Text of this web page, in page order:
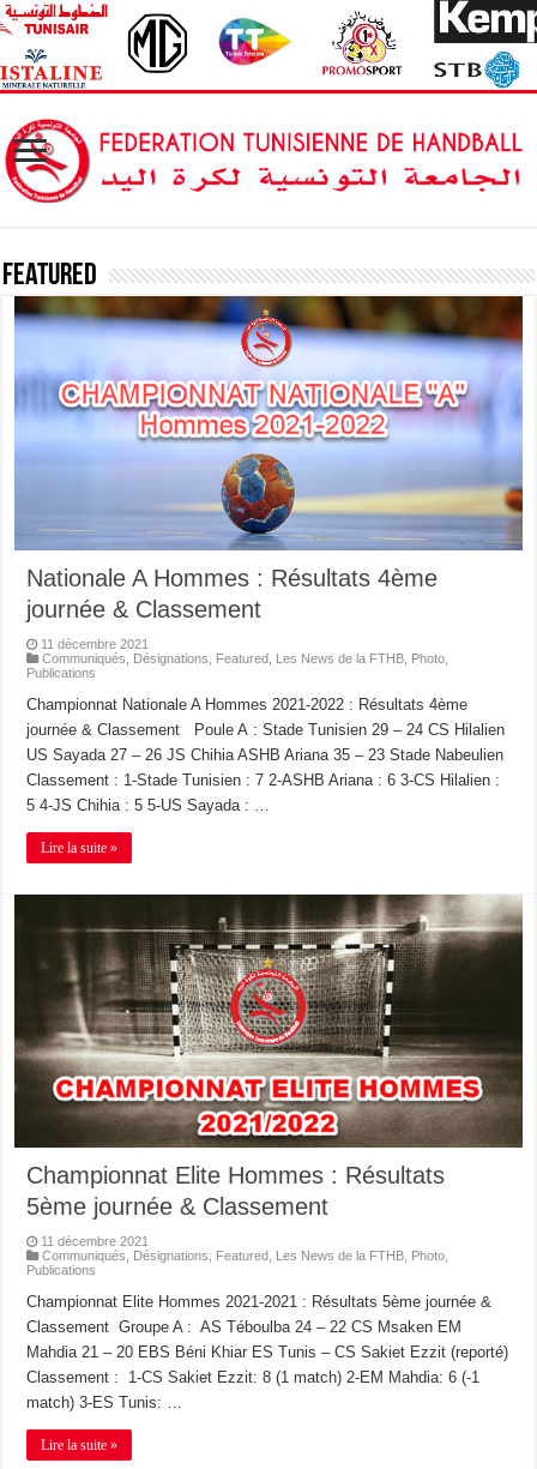
Featured
Nationale A Hommes : Résultats 4ème
journée & Classement
11 décembre 2021
Communiqués
Désignations Featured Les News de la FTHB Photo
Publications
Championnat Nationale A Hommes 2021-2022 : Résultats 4ème
journée & Classement Poule A : Stade Tunisien 29 – 24 CS Hilalien
US Sayada 27 – 26 JS Chihia ASHB Ariana 35 – 23 Stade Nabeulien
Classement : 1-Stade Tunisien : 7 2-ASHB Ariana : 6 3-CS Hilalien :
5 4-JS Chihia : 5 5-US Sayada : …
Lire la suite »
Championnat Elite Hommes : Résultats
5ème journée & Classement
11 décembre 2021
Communiqués
Désignations Featured Les News de la FTHB Photo
Publications
Championnat Elite Hommes 2021-2021 : Résultats 5ème journée &
Classement Groupe A : AS Téboulba 24 – 22 CS Msaken EM
Mahdia 21 – 20 EBS Béni Khiar ES Tunis – CS Sakiet Ezzit (reporté)
Classement : 1-CS Sakiet Ezzit: 8 (1 match) 2-EM Mahdia: 6 (-1
match) 3-ES Tunis: …
Lire la suite »